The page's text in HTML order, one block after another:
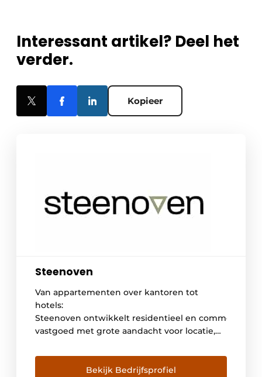
Interessant artikel? Deel het
verder.
Kopieer
Steenoven
Van appartementen over kantoren tot
hotels:
Steenoven ontwikkelt residentieel en commercieel
vastgoed met grote aandacht voor locatie,
ervaring staan we bekend als een
betrouwbare, solide projectontwikkelaar die
Bekijk Bedrijfsprofiel